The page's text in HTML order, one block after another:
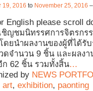
19, 2016 to November 25, 2016
English please scroll
ชิญชมนิทรรศการจิตรกร
ดยนำผลงานของผู้ที่ได้รับ
ดจำนวน 9 ชิ้น และผลง
ก 62 ชิ้น รวมทั้งสิ้น…
by NEWS
art, exhibition, paonting